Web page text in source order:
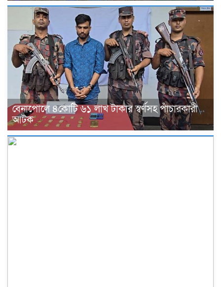
বেনাপোলে ৪কোটি ৬১ লাখ টাকার স্বর্ণসহ পাঁচারকারী
আটক